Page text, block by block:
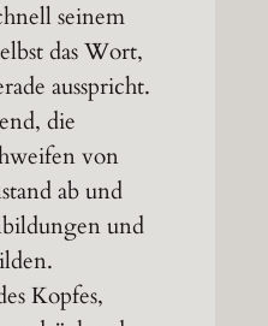
seinem
das Wort,
ausspricht.
die
von
ab und
und
Kopfes,